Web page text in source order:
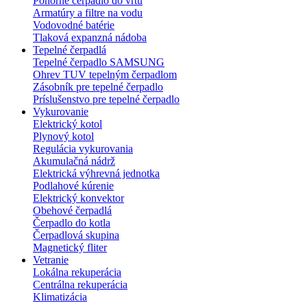
Armatúry a filtre na vodu
Vodovodné batérie
Tlaková expanzná nádoba
Tepelné čerpadlá
Tepelné čerpadlo SAMSUNG
Ohrev TUV tepelným čerpadlom
Zásobník pre tepelné čerpadlo
Príslušenstvo pre tepelné čerpadlo
Vykurovanie
Elektrický kotol
Plynový kotol
Regulácia vykurovania
Akumulačná nádrž
Elektrická výhrevná jednotka
Podlahové kúrenie
Elektrický konvektor
Obehové čerpadlá
Čerpadlo do kotla
Čerpadlová skupina
Magnetický fliter
Vetranie
Lokálna rekuperácia
Centrálna rekuperácia
Klimatizácia